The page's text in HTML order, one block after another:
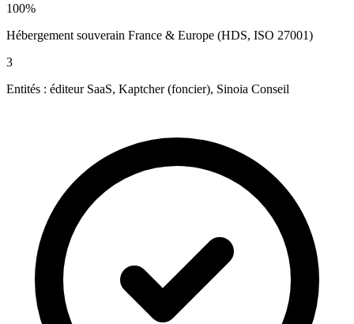
100%
Hébergement souverain France & Europe (HDS, ISO 27001)
3
Entités : éditeur SaaS, Kaptcher (foncier), Sinoia Conseil